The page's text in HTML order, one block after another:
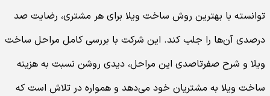
توانسته با بهترین روش ساخت ویلا برای هر مشتری، رضایت صد
درصدی آن‌ها را جلب کند. این شرکت با بررسی کامل مراحل ساخت
ویلا و شرح صفرتاصدی این مراحل، دیدی روشن نسبت به هزینه
ساخت ویلا به مشتریان خود می‌دهد و همواره در تلاش است که